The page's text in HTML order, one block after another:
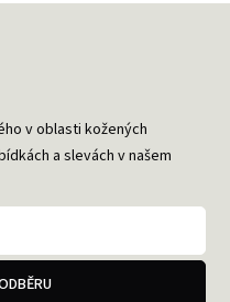
v oblasti kožených
a slevách v našem